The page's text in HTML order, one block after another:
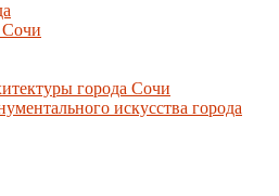
Сочи
города Сочи
искусства города